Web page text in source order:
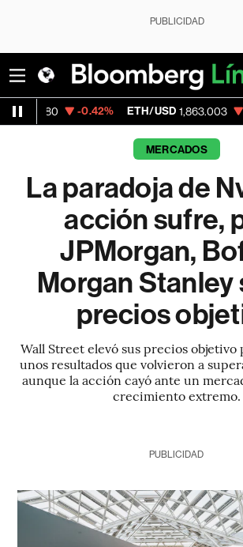
PUBLICIDAD
ETH/USD 1,863.003 -0.66% Visa
MERCADOS
La paradoja de
acción sufre,
JPMorgan,
Morgan Stanley
precios
Wall Street elevó sus precios objetivo
unos resultados que volvieron a
aunque la acción cayó ante un
crecimiento extremo.
PUBLICIDAD